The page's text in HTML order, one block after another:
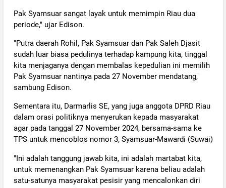
Pak Syamsuar sangat layak untuk memimpin Riau dua
periode," ujar Edison.
"Putra daerah Rohil, Pak Syamsuar dan Pak Saleh Djasit
sudah luar biasa pedulinya terhadap kampung kita, tinggal
kita menjaganya dengan membalas kepedulian ini memilih
Pak Syamsuar nantinya pada 27 November mendatang,"
sambung Edison.
Sementara itu, Darmarlis SE, yang juga anggota DPRD Riau
dalam orasi politiknya menyerukan kepada masyarakat
agar pada tanggal 27 November 2024, bersama-sama ke
TPS untuk mencoblos nomor 3, Syamsuar-Mawardi (Suwai)
"Ini adalah tanggung jawab kita, ini adalah martabat kita,
untuk memenangkan Pak Syamsuar karena beliau adalah
satu-satunya masyarakat pesisir yang mencalonkan diri